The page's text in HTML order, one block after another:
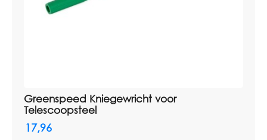
Greenspeed Kniegewricht voor
Telescoopsteel
17,96